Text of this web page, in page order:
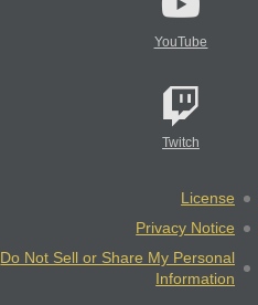
YouTube
Twitch
License
Privacy Notice
Do Not Sell or Share My Personal
Information